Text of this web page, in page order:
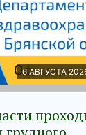
6 АВГУСТА